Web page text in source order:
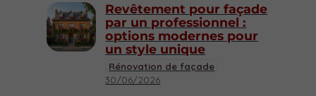
Rénovation de façade
30/06/2026
Revêtement pour façade
par un professionnel :
options modernes pour
un style unique